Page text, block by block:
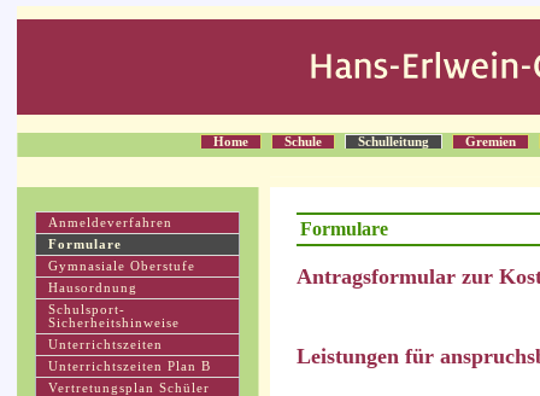
Home Schule Schulleitung Gremien
Formulare
Antragsformular zur
Leistungen für
Anmeldeverfahren
Formulare
Gymnasiale Oberstufe
Hausordnung
Schulsport-
Sicherheitshinweise
Unterrichtszeiten
Unterrichtszeiten Plan B
Vertretungsplan Schüler